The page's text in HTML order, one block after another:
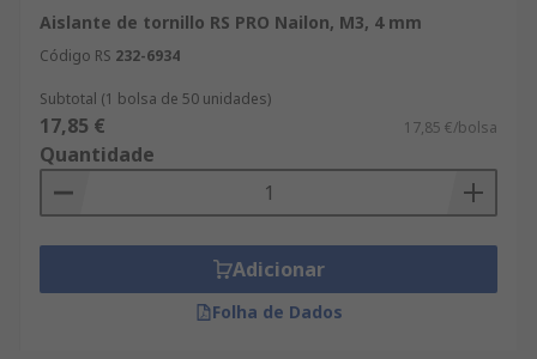
Aislante de tornillo RS PRO Nailon, M3, 4 mm
Código RS 232-6934
Subtotal (1 bolsa de 50 unidades)
17,85 € 17,85 €/bolsa
Quantidade
Adicionar
Folha de Dados